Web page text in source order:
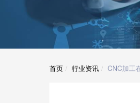
首页 行业资讯 CNC加工